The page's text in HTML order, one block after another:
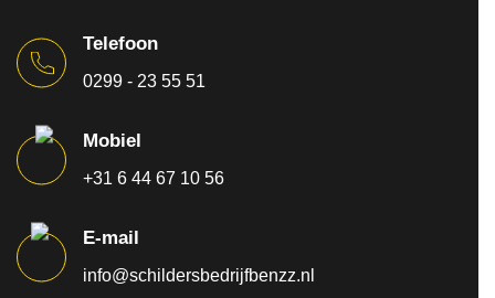
Telefoon
0299 - 23 55 51
Mobiel
+31 6 44 67 10 56
E-mail
info@schildersbedrijfbenzz.nl